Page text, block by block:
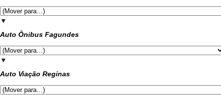
▼
Auto Ônibus Fagundes
▼
Auto Viação Reginas